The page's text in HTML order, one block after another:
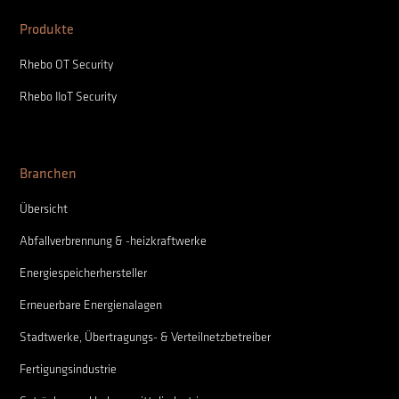
Produkte
Rhebo OT Security
Rhebo IIoT Security
Branchen
Übersicht
Abfallverbrennung & -heizkraftwerke
Energiespeicherhersteller
Erneuerbare Energienalagen
Stadtwerke, Übertragungs- & Verteilnetzbetreiber
Fertigungsindustrie